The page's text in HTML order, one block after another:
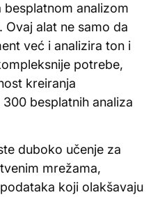
besplatnom analizom
alat ne samo da
već i analizira ton i
potrebe,
kreiranja
besplatnih analiza
duboko učenje za
mrežama,
koji olakšavaju